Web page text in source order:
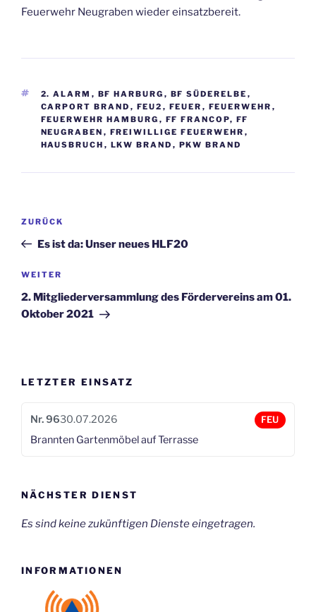
Feuerwehr Neugraben wieder einsatzbereit.
SCHLAGWÖRTER
2. ALARM , BF HARBURG , BF SÜDERELBE ,
CARPORT BRAND , FEU2 , FEUER , FEUERWEHR ,
FEUERWEHR HAMBURG , FF FRANCOP, FF
NEUGRABEN , FREIWILLIGE FEUERWEHR ,
HAUSBRUCH , LKW BRAND , PKW BRAND
Beitragsnavigation
Vorheriger
Beitrag
ZURÜCK
Es ist da: Unser neues HLF20
Nächster
Beitrag
WEITER
2. Mitgliederversammlung des Fördervereins am 01.
Oktober 2021
LETZTER EINSATZ
Nr. 9630.07.2026 FEU
Brannten Gartenmöbel auf Terrasse
NÄCHSTER DIENST
Es sind keine zukünftigen Dienste eingetragen.
INFORMATIONEN